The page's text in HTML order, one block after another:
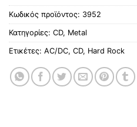
Κωδικός προϊόντος: 3952
Κατηγορίες: CD, Metal
Ετικέτες: AC/DC, CD, Hard Rock